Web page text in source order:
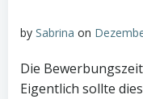
by Sabrina on
Die
Eigentlich sollte